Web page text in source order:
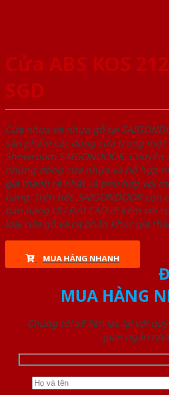
Cửa ABS KOS
SGD
Cửa nhựa và nhựa gỗ tại
sản phẩm các dòng cửa trong
Showroom SAIGONDOOR.
những dòng cửa nhựa và hỗ hợp
giá thành rẻ nhất và phù hợp với
hàng. Trên hết, SAIGONDOOR
bán hàng ƯU ĐÃI CAO đi kèm với
loại cửa gỗ và cả phân khúc giá
MUA HÀNG NHANH
MUA HÀNG
Chúng tôi sẽ liên lạc lại với
gian ngắn